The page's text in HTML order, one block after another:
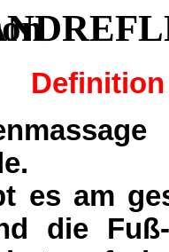
es am
die